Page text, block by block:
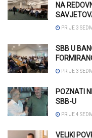
NA
PRIJE 3
SBB U
PRIJE 3
POZNATI
SBB-U
PRIJE 4
VELIKI